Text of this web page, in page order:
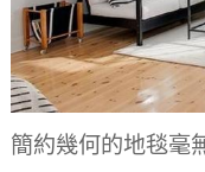
簡約幾何的地毯毫